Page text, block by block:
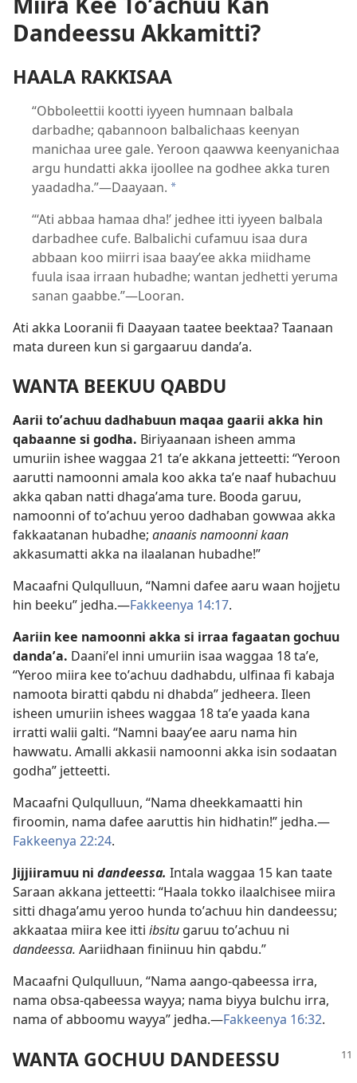
Dandeessu Akkamitti?
HAALA RAKKISAA
“Obboleettii kootti iyyeen humnaan balbala
darbadhe; qabannoon balbalichaas keenyan
manichaa uree gale. Yeroon qaawwa keenyanichaa
argu hundatti akka ijoollee na godhee akka turen
yaadadha.”—Daayaan. *
“‘Ati abbaa hamaa dha!’ jedhee itti iyyeen balbala
darbadhee cufe. Balbalichi cufamuu isaa dura
abbaan koo miirri isaa baayʼee akka miidhame
fuula isaa irraan hubadhe; wantan jedhetti yeruma
sanan gaabbe.”—Looran.
Ati akka Looranii fi Daayaan taatee beektaa? Taanaan
mata dureen kun si gargaaruu dandaʼa.
WANTA BEEKUU QABDU
Aarii toʼachuu dadhabuun maqaa gaarii akka hin
qabaanne si godha. Biriyaanaan isheen amma
umuriin ishee waggaa 21 taʼe akkana jetteetti: “Yeroon
aarutti namoonni amala koo akka taʼe naaf hubachuu
akka qaban natti dhagaʼama ture. Booda garuu,
namoonni of toʼachuu yeroo dadhaban gowwaa akka
fakkaatanan hubadhe; anaanis namoonni kaan
akkasumatti akka na ilaalanan hubadhe!”
Macaafni Qulqulluun, “Namni dafee aaru waan hojjetu
hin beeku” jedha.—Fakkeenya 14:17.
Aariin kee namoonni akka si irraa fagaatan gochuu
dandaʼa. Daaniʼel inni umuriin isaa waggaa 18 taʼe,
“Yeroo miira kee toʼachuu dadhabdu, ulfinaa fi kabaja
namoota biratti qabdu ni dhabda” jedheera. Ileen
isheen umuriin ishees waggaa 18 taʼe yaada kana
irratti walii galti. “Namni baayʼee aaru nama hin
hawwatu. Amalli akkasii namoonni akka isin sodaatan
godha” jetteetti.
Macaafni Qulqulluun, “Nama dheekkamaatti hin
firoomin, nama dafee aaruttis hin hidhatin!” jedha.—
Fakkeenya 22:24.
Jijjiiramuu ni dandeessa. Intala waggaa 15 kan taate
Saraan akkana jetteetti: “Haala tokko ilaalchisee miira
sitti dhagaʼamu yeroo hunda toʼachuu hin dandeessu;
akkaataa miira kee itti ibsitu garuu toʼachuu ni
dandeessa. Aariidhaan finiinuu hin qabdu.”
Macaafni Qulqulluun, “Nama aango-qabeessa irra,
nama obsa-qabeessa wayya; nama biyya bulchu irra,
nama of abboomu wayya” jedha.—Fakkeenya 16:32.
WANTA GOCHUU DANDEESSU